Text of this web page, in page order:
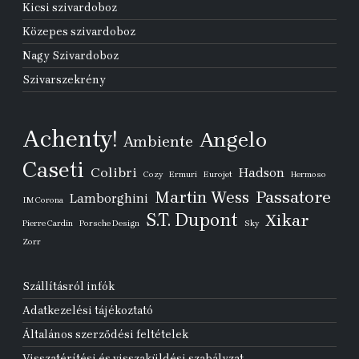
Kicsi szivardoboz
Közepes szivardoboz
Nagy Szivardoboz
Szivarszekrény
Achenty! Ambiente Angelo
Caseti Colibri Cozy Ermuri Eurojet Hadson Hermoso
IM Corona Lamborghini Martin Wess Passatore
Pierre Cardin Porsche Design S.T. Dupont Sky Xikar
Zorr
Szállításról infók
Adatkezelési tájékoztató
Általános szerződési feltételek